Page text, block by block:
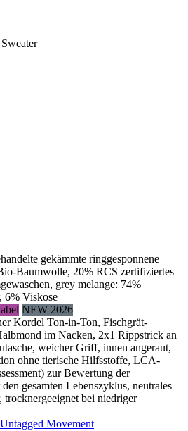
gekämmte ringgesponnene
Baumwolle, 20% RCS zertifiziertes
grey melange: 74%
6% Viskose
NEW 2026
Kordel Ton-in-Ton, Fischgrät-
im Nacken, 2x1 Rippstrick an
weicher Griff, innen angeraut,
ohne tierische Hilfsstoffe, LCA-
zur Bewertung der
gesamten Lebenszyklus, neutrales
trocknergeeignet bei niedriger
Movement